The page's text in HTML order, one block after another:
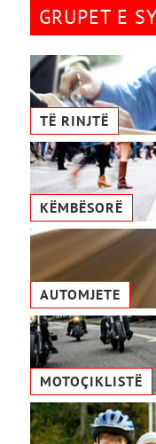
GRUPET E
TË RINJTË
KËMBËSORË
AUTOMJETE
MOTOÇIKLISTË